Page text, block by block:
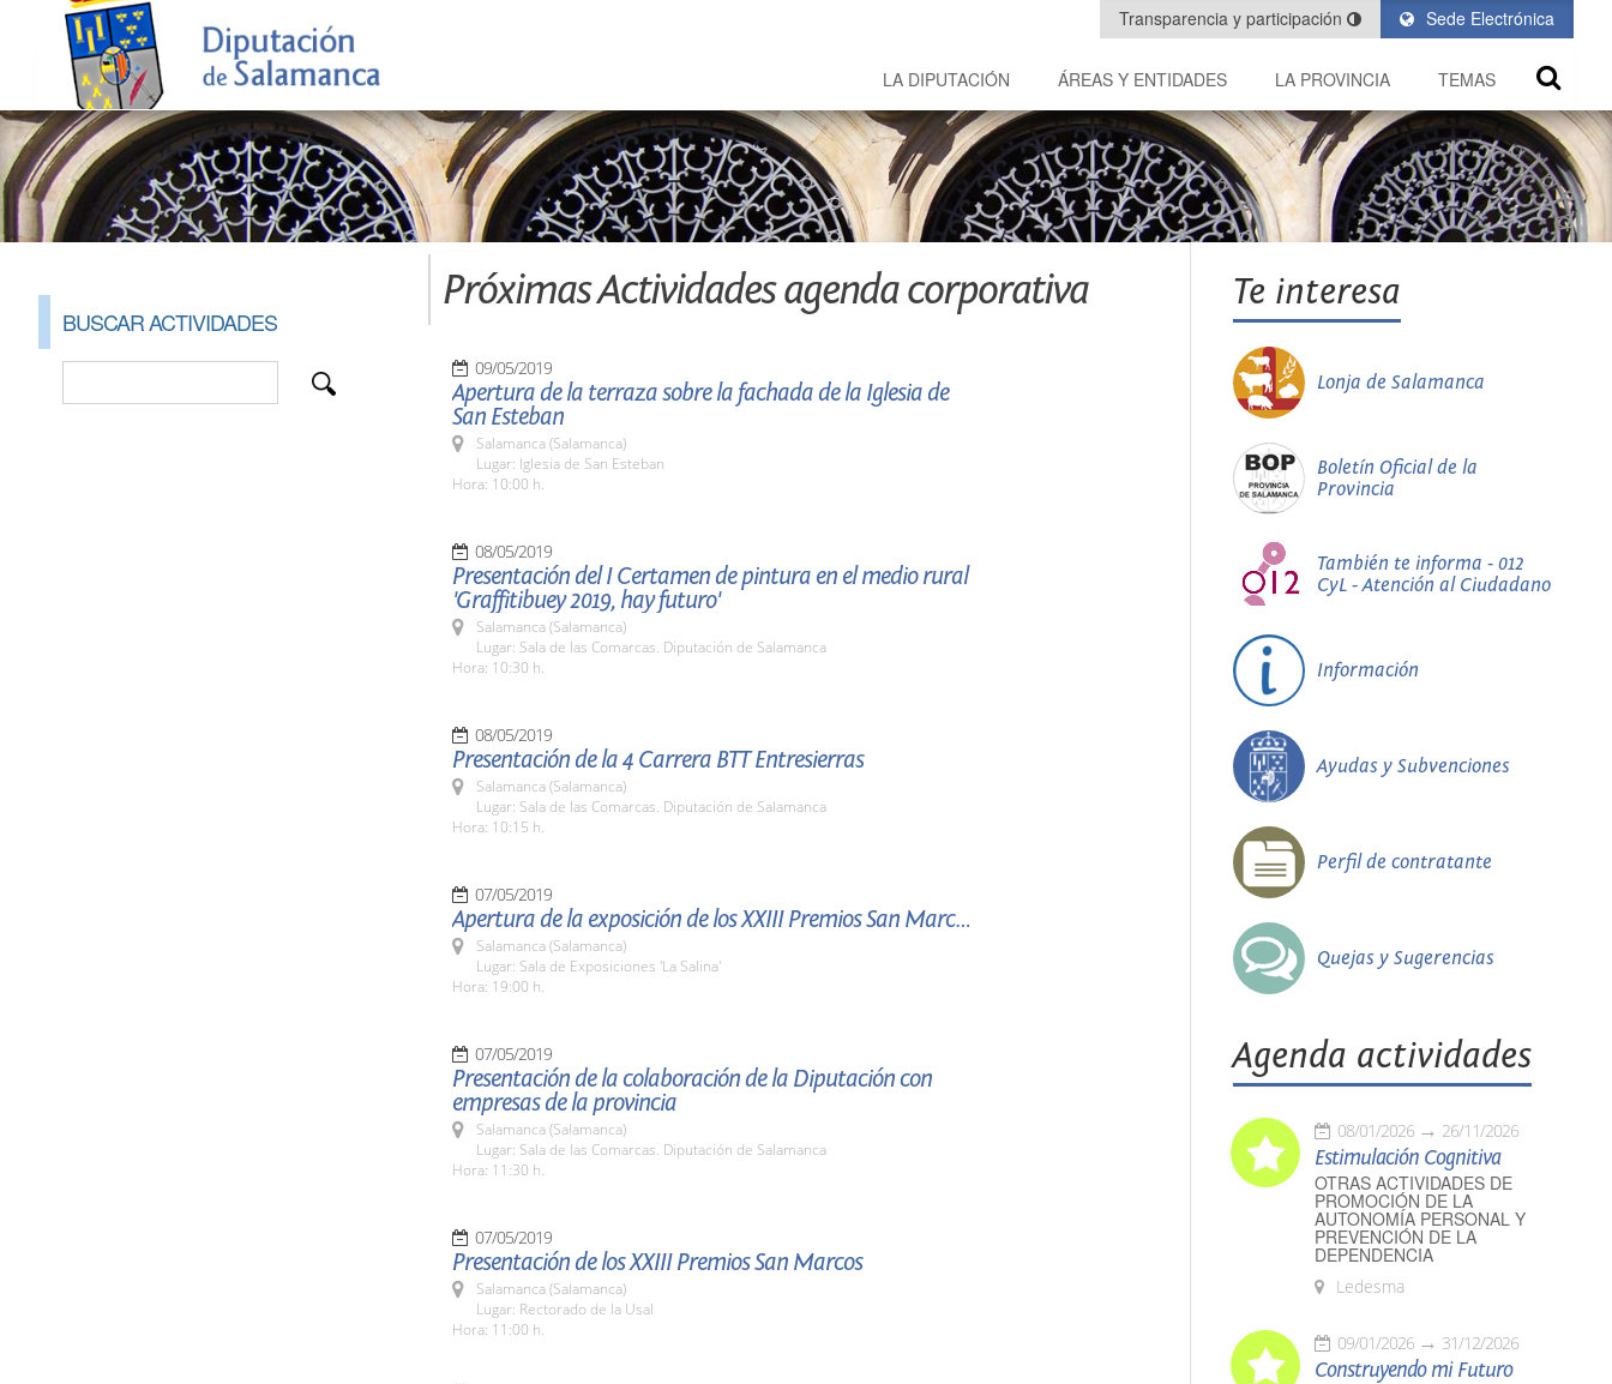
Sede Electrónica
Transparencia y participación
LA DIPUTACIÓN ÁREAS Y ENTIDADES LA PROVINCIA TEMAS
BUSCAR ACTIVIDADES
Próximas Actividades agenda corporativa
09/05/2019
Apertura de la terraza sobre la fachada de la Iglesia de
San Esteban
Salamanca (Salamanca)
Lugar: Iglesia de San Esteban
Hora: 10:00 h.
08/05/2019
Presentación del I Certamen de pintura en el medio rural
'Graffitibuey 2019, hay futuro'
Salamanca (Salamanca)
Lugar: Sala de las Comarcas. Diputación de Salamanca
Hora: 10:30 h.
08/05/2019
Presentación de la 4 Carrera BTT Entresierras
Salamanca (Salamanca)
Lugar: Sala de las Comarcas. Diputación de Salamanca
Hora: 10:15 h.
07/05/2019
Apertura de la exposición de los XXIII Premios San Marcos
Salamanca (Salamanca)
Lugar: Sala de Exposiciones 'La Salina'
Hora: 19:00 h.
07/05/2019
Presentación de la colaboración de la Diputación con
empresas de la provincia
Salamanca (Salamanca)
Lugar: Sala de las Comarcas. Diputación de Salamanca
Hora: 11:30 h.
07/05/2019
Presentación de los XXIII Premios San Marcos
Salamanca (Salamanca)
Lugar: Rectorado de la Usal
Hora: 11:00 h.
Te interesa
Lonja de Salamanca
Boletín Oficial de la
Provincia
También te informa - 012
CyL - Atención al Ciudadano
Información
Ayudas y Subvenciones
Perfil de contratante
Quejas y Sugerencias
Agenda actividades
08/01/2026 26/11/2026
Estimulación Cognitiva
OTRAS ACTIVIDADES DE
PROMOCIÓN DE LA
AUTONOMÍA PERSONAL Y
PREVENCIÓN DE LA
DEPENDENCIA
Ledesma
09/01/2026 31/12/2026
Construyendo mi Futuro